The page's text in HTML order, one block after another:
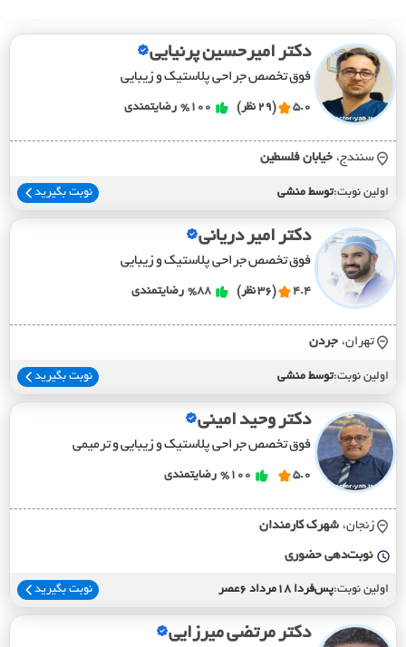
دکتر امیرحسین پرنیایی
فوق تخصص جراحی پلاستیک و زیبایی
5.0 (29 نظر) %100 رضایتمندی
سنندج، خيابان فلسطين
اولین نوبت:توسط منشی نوبت بگیرید
دکتر امیر دریانی
فوق تخصص جراحی پلاستیک و زیبایی
4.4 (36 نظر) %88 رضایتمندی
تهران، جردن
اولین نوبت:توسط منشی نوبت بگیرید
دکتر وحید امینی
فوق تخصص جراحی پلاستیک و زیبایی و ترمیمی
5.0
%100 رضایتمندی
زنجان، شهرک کارمندان
نوبت‌دهی حضوری
اولین نوبت:پس‌فردا 18مرداد 6عصر نوبت بگیرید
دکتر مرتضی میرزایی